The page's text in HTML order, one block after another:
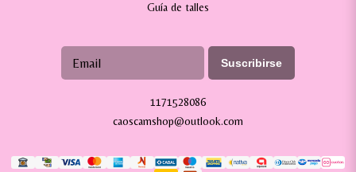
Guía de talles
Suscribirse
1171528086
caoscamshop@outlook.com